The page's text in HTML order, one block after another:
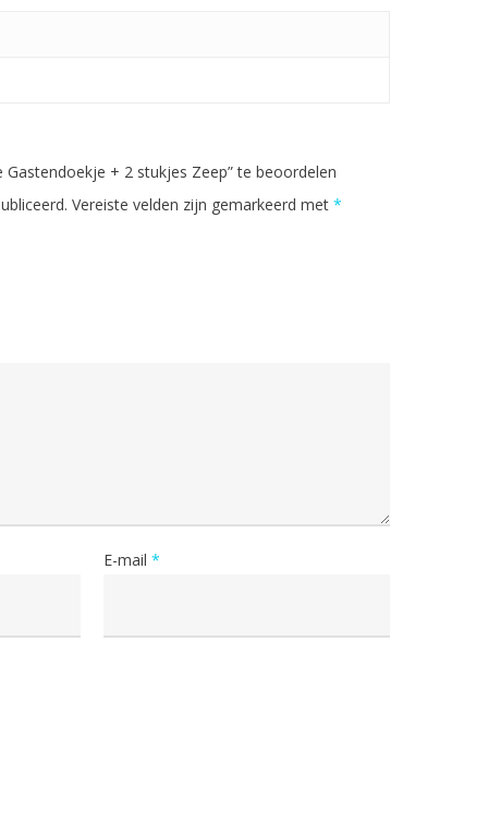
+ 2 stukjes Zeep” te beoordelen
Vereiste velden zijn gemarkeerd met *
E-mail*